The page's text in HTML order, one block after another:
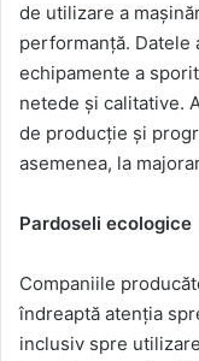
de utilizare a
performanță. Datele
echipamente a
netede și calitative.
de producție și
asemenea, la
Pardoseli ecologice
Companiile
îndreaptă atenția
inclusiv spre